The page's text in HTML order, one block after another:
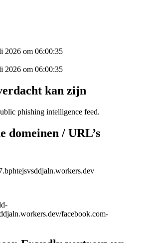
2026 om 06:00:35
2026 om 06:00:35
kan zijn
phishing intelligence feed.
domeinen / URL’s
facebook.com-